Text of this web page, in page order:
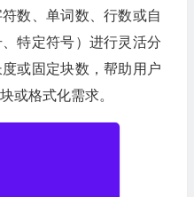
数、单词数、行数或自
特定符号）进行灵活分
或固定块数，帮助用户
或格式化需求。